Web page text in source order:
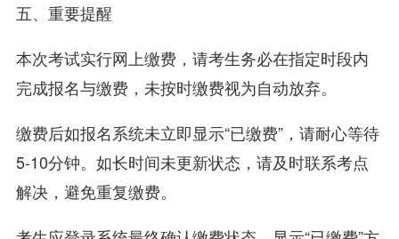
五、重要提醒
本次考试实行网上缴费，请考生务必在指定时段内
完成报名与缴费，未按时缴费视为自动放弃。
缴费后如报名系统未立即显示“已缴费”，请耐心等待
5-10分钟。如长时间未更新状态，请及时联系考点
解决，避免重复缴费。